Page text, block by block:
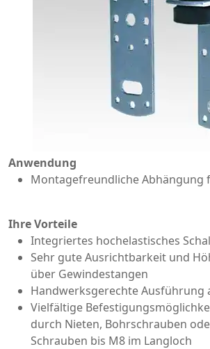
Anwendung
Montagefreundliche Abhängung
Ihre Vorteile
Integriertes hochelastisches
Sehr gute Ausrichtbarkeit und
über Gewindestangen
Handwerksgerechte Ausführung
Vielfältige
durch Nieten, Bohrschrauben
Schrauben bis M8 im Langloch